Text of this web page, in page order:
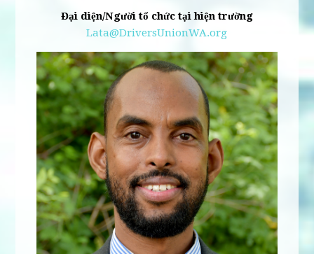
Đại diện/Người tổ chức tại hiện trường
Lata@DriversUnionWA.org